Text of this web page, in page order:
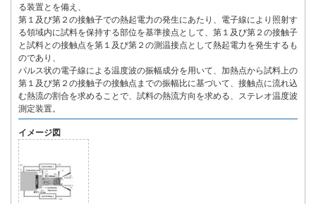
る装置とを備え、
第１及び第２の接触子での熱起電力の発生にあたり、電子線により照射す
る領域内に試料を保持する部位を基準接点として、第１及び第２の接触子
と試料との接触点を第１及び第２の測温接点として熱起電力を発生するも
のであり、
パルス状の電子線による温度波の振幅成分を用いて、加熱点から試料上の
第１及び第２の接触子の接触点までの振幅比に基づいて、接触点に流れ込
む熱流の割合を求めることで、試料の熱流方向を求める、ステレオ温度波
測定装置。
イメージ図